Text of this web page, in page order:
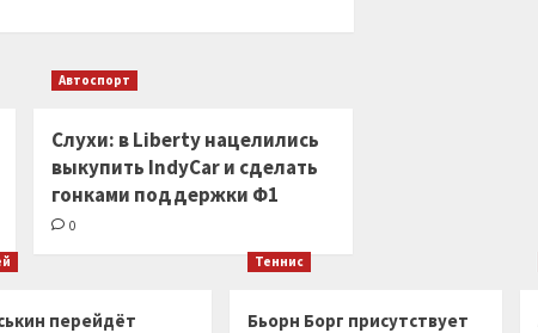
Автоспорт
Слухи: в Liberty нацелились
выкупить IndyCar и сделать
гонками поддержки Ф1
0
перейдёт
Теннис
Бьорн Борг присутствует